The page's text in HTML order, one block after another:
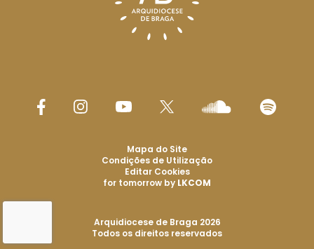
Arquidiocese de Braga 2026
Todos os direitos reservados
Mapa do Site
Condições de Utilização
Editar Cookies
for tomorrow by LKCOM